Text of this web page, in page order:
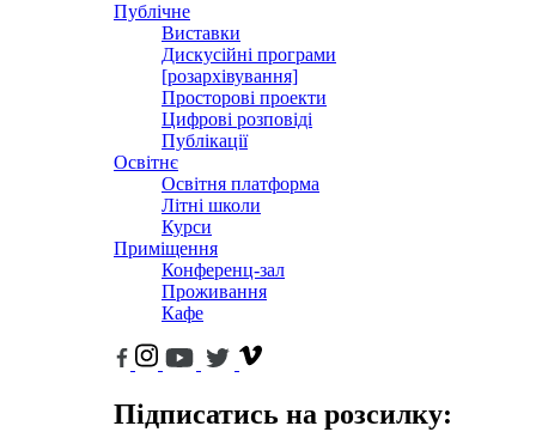
Публічне
Виставки
Дискусійні програми
[розархівування]
Просторові проекти
Цифрові розповіді
Публікації
Освітнє
Освітня платформа
Літні школи
Курси
Приміщення
Конференц-зал
Проживання
Кафе
Підписатись на розсилку: